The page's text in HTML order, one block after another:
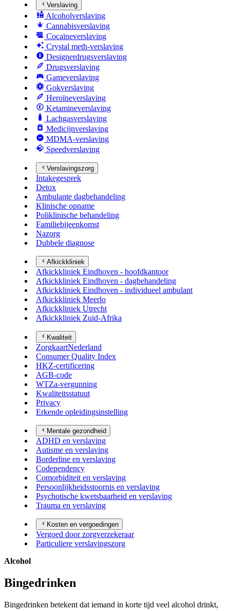
Verslaving
Alcoholverslaving
Cannabisverslaving
Cocaïneverslaving
Crystal meth-verslaving
Designerdrugsverslaving
Drugsverslaving
Gameverslaving
Gokverslaving
Heroïneverslaving
Ketamineverslaving
Lachgasverslaving
Medicijnverslaving
MDMA-verslaving
Speedverslaving
Verslavingszorg
Intakegesprek
Detox
Ambulante dagbehandeling
Klinische opname
Poliklinische behandeling
Familiebijeenkomst
Nazorg
Dubbele diagnose
Afkickkliniek
Afkickkliniek Eindhoven - hoofdkantoor
Afkickkliniek Eindhoven - dagbehandeling
Afkickkliniek Eindhoven - individueel ambulant
Afkickkliniek Meerlo
Afkickkliniek Utrecht
Afkickkliniek Zuid-Afrika
Kwaliteit
ZorgkaartNederland
Consumer Quality Index
HKZ-certificering
AGB-code
WTZa-vergunning
Kwaliteitsstatuut
Privacy
Erkende opleidingsinstelling
Mentale gezondheid
ADHD en verslaving
Autisme en verslaving
Borderline en verslaving
Codependency
Comorbiditeit en verslaving
Persoonlijkheidsstoornis en verslaving
Psychotische kwetsbaarheid en verslaving
Trauma en verslaving
Kosten en vergoedingen
Vergoed door zorgverzekeraar
Particuliere verslavingszorg
Alcohol
Bingedrinken
Bingedrinken betekent dat iemand in korte tijd veel alcohol drinkt,